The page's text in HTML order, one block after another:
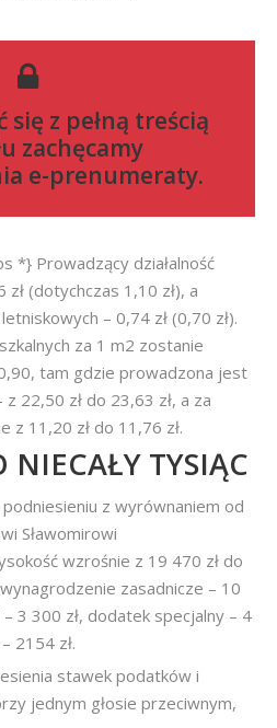
się z pełną treścią
zachęcamy
e-prenumeraty.
*} Prowadzący działalność
zł (dotychczas 1,10 zł), a
– 0,74 zł (0,70 zł).
za 1 m2 zostanie
tam gdzie prowadzona jest
22,50 zł do 23,63 zł, a za
z 11,20 zł do 11,76 zł.
NIECAŁY TYSIĄC
z wyrównaniem od
Sławomirowi
wzrośnie z 19 470 zł do
zasadnicze – 10
3 300 zł, dodatek specjalny – 4
2154 zł.
stawek podatków i
jednym głosie przeciwnym,